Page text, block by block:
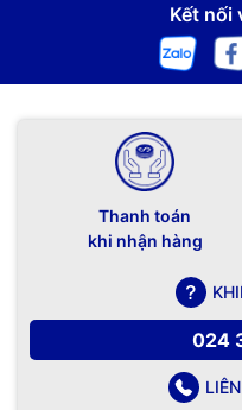
Kết nối
Thanh toán
khi nhận hàng
024